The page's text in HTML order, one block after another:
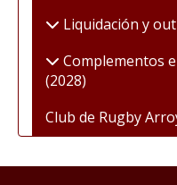
Liquidación y
Complementos
(2028)
Club de Rugby